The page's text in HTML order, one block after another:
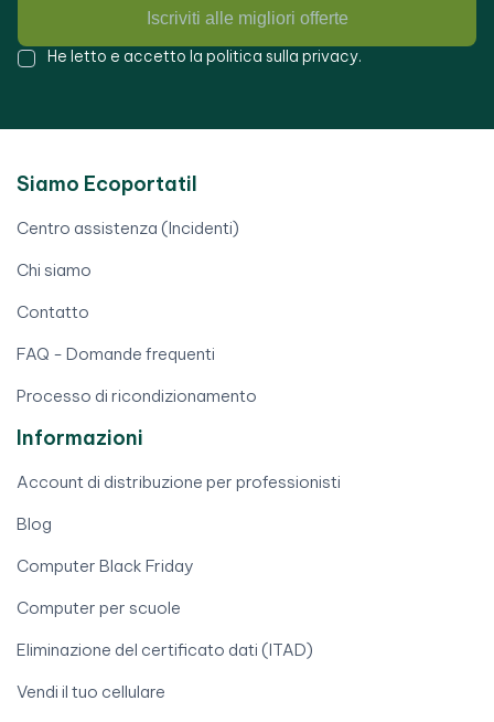
Iscriviti alle migliori offerte
He letto e accetto la politica sulla privacy.
Siamo Ecoportatil
Centro assistenza (Incidenti)
Chi siamo
Contatto
FAQ - Domande frequenti
Processo di ricondizionamento
Informazioni
Account di distribuzione per professionisti
Blog
Computer Black Friday
Computer per scuole
Eliminazione del certificato dati (ITAD)
Vendi il tuo cellulare